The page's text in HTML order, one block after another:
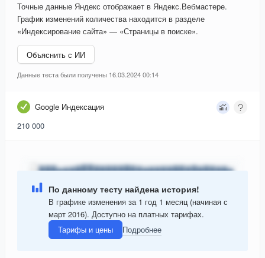
Точные данные Яндекс отображает в Яндекс.Вебмастере.
График изменений количества находится в разделе
«Индексирование сайта» — «Страницы в поиске».
Объяснить с ИИ
Данные теста были получены 16.03.2024 00:14
Google Индексация
210 000
По данному тесту найдена история!
В графике изменения за 1 год 1 месяц (начиная с
март 2016). Доступно на платных тарифах.
Тарифы и цены
Подробнее